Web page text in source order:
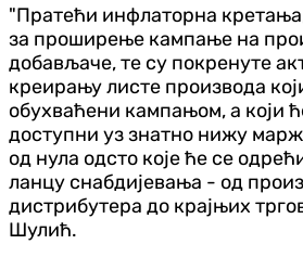
"Пратећи инфлаторна
за проширење кампање на
добављаче, те су покренуте
креирању листе производа
обухваћени кампањом, а који
доступни уз знатно нижу
од нула одсто које ће се
ланцу снабдијевања - од
дистрибутера до крајњих
Шулић.